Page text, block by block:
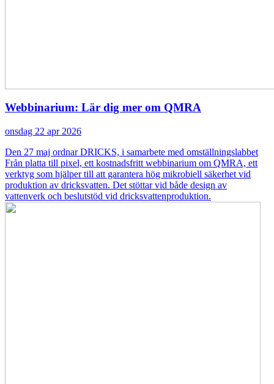
Webbinarium: Lär dig mer om QMRA
onsdag 22 apr 2026
Den 27 maj ordnar DRICKS, i samarbete med omställningslabbet
Från platta till pixel, ett kostnadsfritt webbinarium om QMRA, ett
verktyg som hjälper till att garantera hög mikrobiell säkerhet vid
produktion av dricksvatten. Det stöttar vid både design av
vattenverk och beslutstöd vid dricksvattenproduktion.